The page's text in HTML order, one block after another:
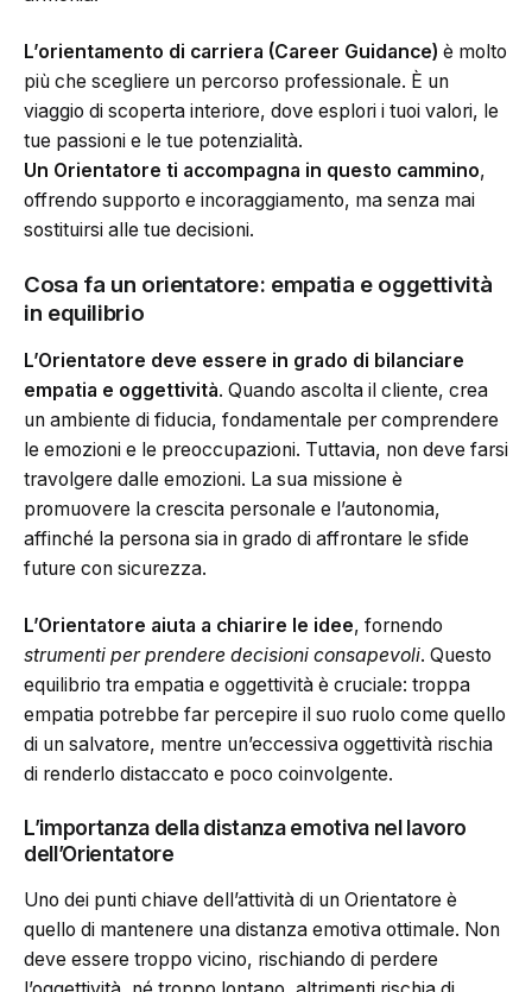
L’orientamento di carriera (Career Guidance) è molto
più che scegliere un percorso professionale. È un
viaggio di scoperta interiore, dove esplori i tuoi valori, le
tue passioni e le tue potenzialità.
Un Orientatore ti accompagna in questo cammino,
offrendo supporto e incoraggiamento, ma senza mai
sostituirsi alle tue decisioni.
Cosa fa un orientatore: empatia e oggettività
in equilibrio
L’Orientatore deve essere in grado di bilanciare
empatia e oggettività. Quando ascolta il cliente, crea
un ambiente di fiducia, fondamentale per comprendere
le emozioni e le preoccupazioni. Tuttavia, non deve farsi
travolgere dalle emozioni. La sua missione è
promuovere la crescita personale e l’autonomia,
affinché la persona sia in grado di affrontare le sfide
future con sicurezza.
L’Orientatore aiuta a chiarire le idee, fornendo
strumenti per prendere decisioni consapevoli. Questo
equilibrio tra empatia e oggettività è cruciale: troppa
empatia potrebbe far percepire il suo ruolo come quello
di un salvatore, mentre un’eccessiva oggettività rischia
di renderlo distaccato e poco coinvolgente.
L’importanza della distanza emotiva nel lavoro
dell’Orientatore
Uno dei punti chiave dell’attività di un Orientatore è
quello di mantenere una distanza emotiva ottimale. Non
deve essere troppo vicino, rischiando di perdere